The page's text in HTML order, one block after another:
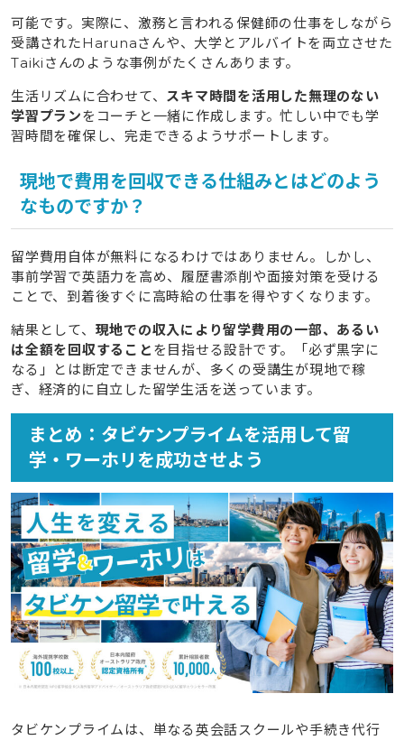
可能です。実際に、激務と言われる保健師の仕事をしながら
受講されたHarunaさんや、大学とアルバイトを両立させた
Taikiさんのような事例がたくさんあります。
生活リズムに合わせて、 スキマ時間を活用した無理のない
学習プランをコーチと一緒に作成します。忙しい中でも学
習時間を確保し、完走できるようサポートします。
現地で費用を回収できる仕組みとはどのよう
なものですか？
留学費用自体が無料になるわけではありません。しかし、
事前学習で英語力を高め、履歴書添削や面接対策を受ける
ことで、到着後すぐに高時給の仕事を得やすくなります。
結果として、 現地での収入により留学費用の一部、あるい
は全額を回収すること を目指せる設計です。「必ず黒字に
なる」とは断定できませんが、多くの受講生が現地で稼
ぎ、経済的に自立した留学生活を送っています。
まとめ：タビケンプライムを活用して留
学・ワーホリを成功させよう
タビケンプライムは、単なる英会話スクールや手続き代行